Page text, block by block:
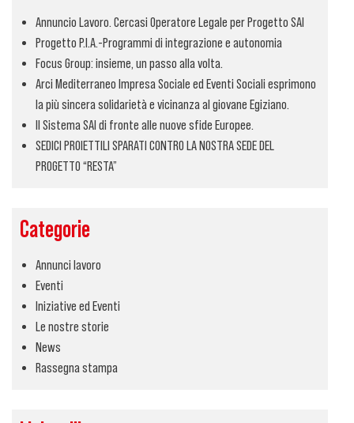
Annuncio Lavoro. Cercasi Operatore Legale per Progetto SAI
Progetto P.I.A.-Programmi di integrazione e autonomia
Focus Group: insieme, un passo alla volta.
Arci Mediterraneo Impresa Sociale ed Eventi Sociali esprimono
la più sincera solidarietà e vicinanza al giovane Egiziano.
Il Sistema SAI di fronte alle nuove sfide Europee.
SEDICI PROIETTILI SPARATI CONTRO LA NOSTRA SEDE DEL
PROGETTO “RESTA”
Categorie
Annunci lavoro
Eventi
Iniziative ed Eventi
Le nostre storie
News
Rassegna stampa